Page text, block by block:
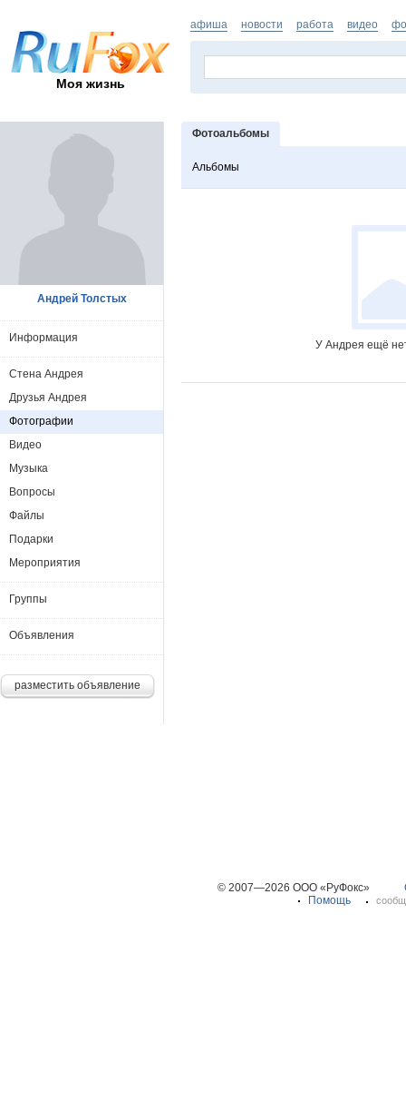
Моя жизнь
афиша новости работа видео
Фотоальбомы
Альбомы
У Андрея ещё
Андрей Толстых
Информация
Стена Андрея
Друзья Андрея
Фотографии
Видео
Музыка
Вопросы
Файлы
Подарки
Мероприятия
Группы
Объявления
разместить объявление
© 2007—2026 ООО «РуФокс»
Помощь